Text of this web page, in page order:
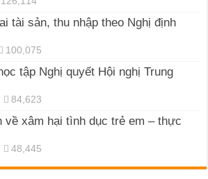
tài sản, thu nhập theo Nghị định
100,075
tập Nghị quyết Hội nghị Trung
84,623
về xâm hại tình dục trẻ em – thực
48,445